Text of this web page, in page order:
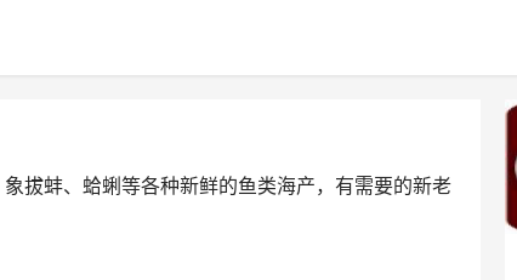
拔蚌、蛤蜊等各种新鲜的鱼类海产，有需要的新老